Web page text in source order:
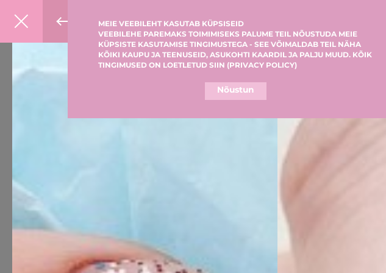
MEIE VEEBILEHT KASUTAB KÜPSISEID
VEEBILEHE PAREMAKS TOIMIMISEKS PALUME TEIL NÕUSTUDA MEIE
KÜPSISTE KASUTAMISE TINGIMUSTEGA - SEE VÕIMALDAB TEIL NÄHA
KÕIKI KAUPU JA TEENUSEID, ASUKOHTI KAARDIL JA PALJU MUUD. KÕIK
TINGIMUSED ON LOETLETUD SIIN (PRIVACY POLICY)
Nõustun
G×BAR MENÜÜ